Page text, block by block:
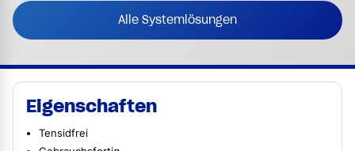
Alle Systemlösungen
Eigenschaften
Tensidfrei